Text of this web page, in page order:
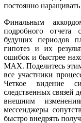
постоянно
Финальным
подробного
будущих периодов
гипотез и их
ошибок и быстрее
MAX. Поделитесь
все участники
Четкое видение
следственных связей
внешним
мессенджеры
быстро внедрять